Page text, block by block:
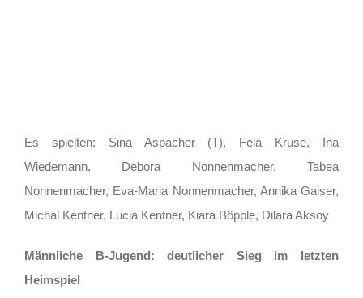
Es spielten: Sina Aspacher (T), Fela Kruse, Ina
Wiedemann, Debora Nonnenmacher, Tabea
Nonnenmacher, Eva-Maria Nonnenmacher, Annika Gaiser,
Michal Kentner, Lucia Kentner, Kiara Böpple, Dilara Aksoy
Männliche B-Jugend: deutlicher Sieg im letzten
Heimspiel